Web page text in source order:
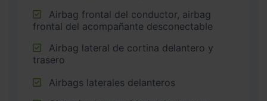
frontal del acompañante desconectable
trasero
Airbags laterales delanteros